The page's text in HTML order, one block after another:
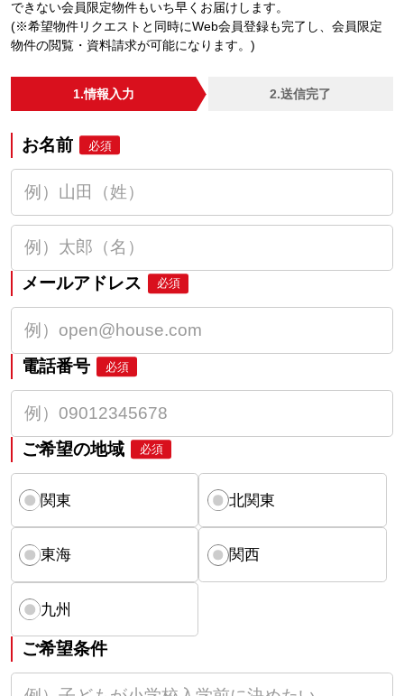
できない会員限定物件もいち早くお届けします。
(※希望物件リクエストと同時にWeb会員登録も完了し、会員限定
物件の閲覧・資料請求が可能になります。)
1.情報入力 2.送信完了
お名前 必須
メールアドレス 必須
電話番号 必須
ご希望の地域 必須
関東 北関東
東海 関西
九州
ご希望条件